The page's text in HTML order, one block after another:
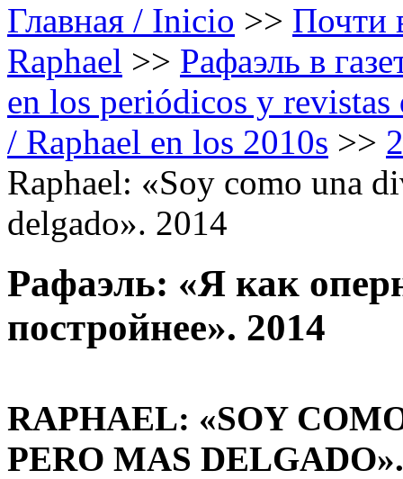
Главная / Inicio >> Почти
Raphael >> Рафаэль в
en los periódicos y
/ Raphael en los 2010s >>
Raphael: «Soy como una
delgado». 2014
Рафаэль: «Я как
постройнее». 2014
RAPHAEL: «SOY
PERO MAS